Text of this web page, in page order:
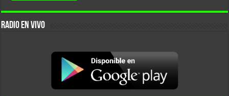
RADIO EN VIVO